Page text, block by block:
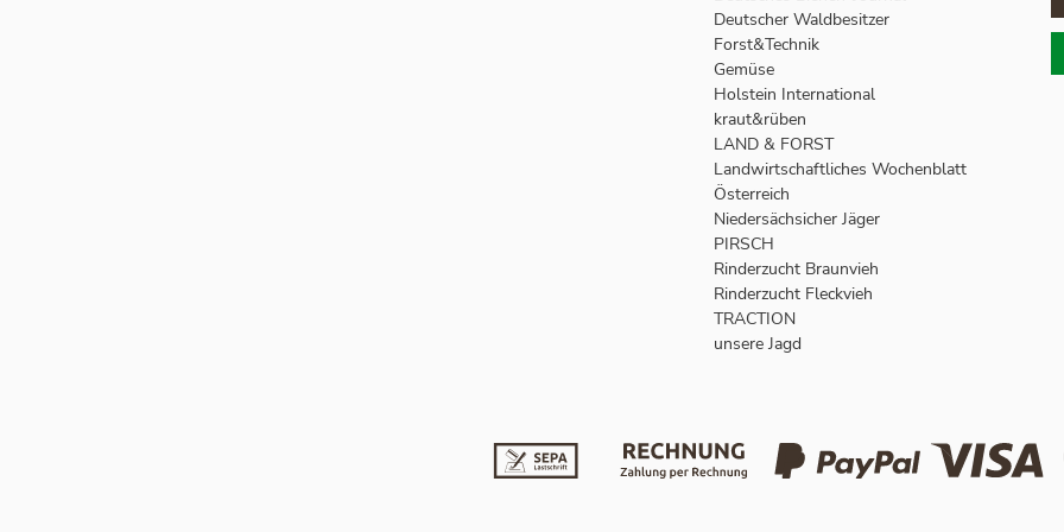
Deutscher Waldbesitzer
Forst&Technik
Gemüse
Holstein International
kraut&rüben
LAND & FORST
Landwirtschaftliches Wochenblatt
Österreich
Niedersächsicher Jäger
PIRSCH
Rinderzucht Braunvieh
Rinderzucht Fleckvieh
TRACTION
unsere Jagd